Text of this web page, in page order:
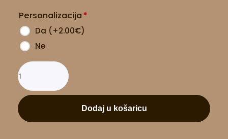
Personalizacija*
Da (+2.00€)
Ne
količina
Dodaj u košaricu